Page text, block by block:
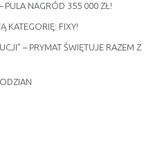
PULA NAGRÓD 355 000 ZŁ!
KATEGORIĘ: FIXY!
– PRYMAT ŚWIĘTUJE RAZEM Z